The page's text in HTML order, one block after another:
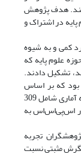
هدف پژوهش
در اشتراک و
کمی و به شیوه
علوم پایه که
تشکیل دادند.
بود که بر اساس
منابع مرتبط به صورت الکترونیکی طراحی شد. نمونه آماری شامل 309
اس‌پی‌اس‌اس به
درصد از پژوهشگران تجربه
مثبتی نسبت